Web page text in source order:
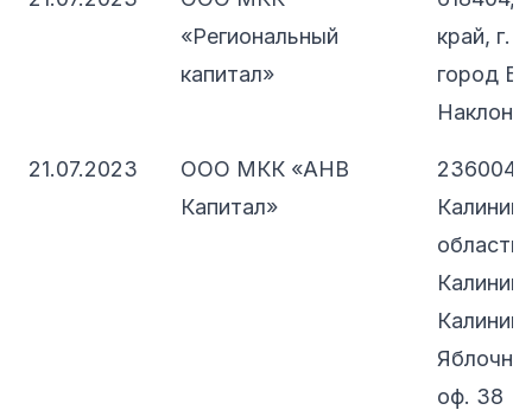
«Региональный
капитал»
край, г.
город
21.07.2023
ООО МКК «АНВ
Капитал»
236004,
область,
оф. 38